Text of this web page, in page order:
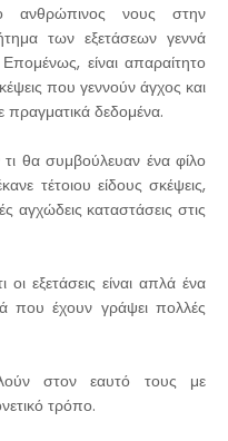
νους στην
των εξετάσεων γεννά
Επομένως, είναι απαραίτητο
που γεννούν άγχος και
πραγματικά δεδομένα.
θα συμβούλευαν ένα φίλο
τέτοιου είδους σκέψεις,
αγχώδεις καταστάσεις στις
οι εξετάσεις είναι απλά ένα
που έχουν γράψει πολλές
στον εαυτό τους με
τρόπο.